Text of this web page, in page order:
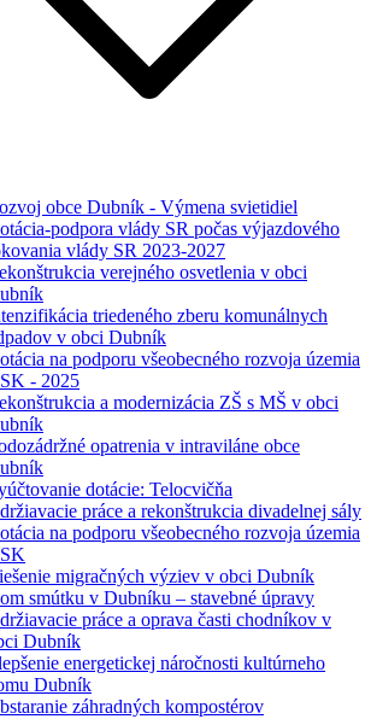
obce Dubník - Výmena svietidiel
podpora vlády SR počas výjazdového
vlády SR 2023-2027
verejného osvetlenia v obci
triedeného zberu komunálnych
v obci Dubník
na podporu všeobecného rozvoja územia
- 2025
a modernizácia ZŠ s MŠ v obci
opatrenia v intraviláne obce
dotácie: Telocvičňa
práce a rekonštrukcia divadelnej sály
na podporu všeobecného rozvoja územia
migračných výziev v obci Dubník
smútku v Dubníku – stavebné úpravy
práce a oprava časti chodníkov v
Dubník
energetickej náročnosti kultúrneho
Dubník
záhradných kompostérov